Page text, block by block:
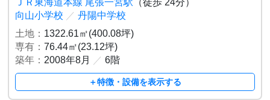
ＪＲ東海道本線 尾張一宮駅 （徒歩 24分）
向山小学校 ／ 丹陽中学校
土地： 1322.61㎡(400.08坪)
専有：76.44㎡(23.12坪)
築年： 2008年8月 ／ 6階
＋特徴・設備を表示する